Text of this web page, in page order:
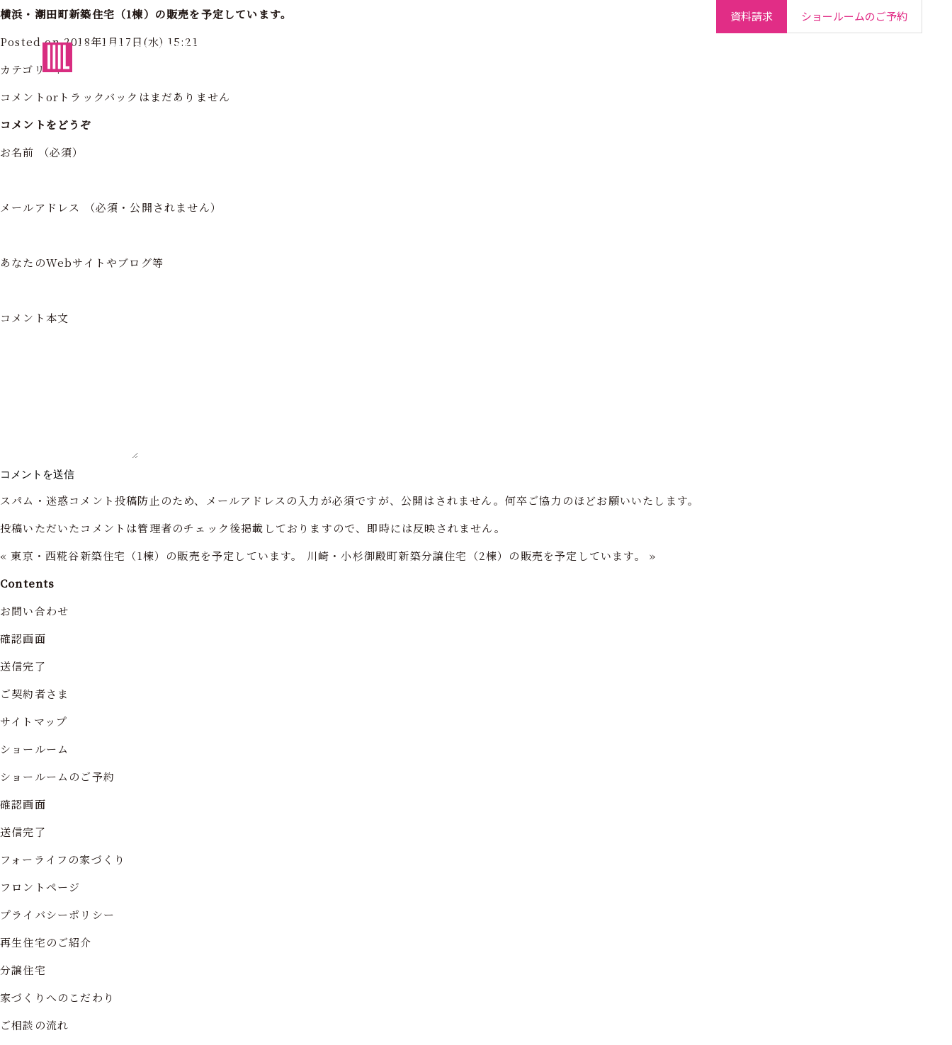
東京・神奈川の住まいを創造する
資料請求 ショールームのご予約
横浜・潮田町新築住宅（1棟）の販売を予定しています。
Posted on 2018年1月17日(水) 15:21
カテゴリー:
コメントorトラックバックはまだありません
コメントをどうぞ
お名前 （必須）
メールアドレス （必須・公開されません）
あなたのWebサイトやブログ等
コメント本文
スパム・迷惑コメント投稿防止のため、メールアドレスの入力が必須ですが、公開はされません。何卒ご協力のほどお願いいたします。
投稿いただいたコメントは管理者のチェック後掲載しておりますので、即時には反映されません。
« 東京・西糀谷新築住宅（1棟）の販売を予定しています。 川崎・小杉御殿町新築分譲住宅（2棟）の販売を予定しています。
»
Contents
お問い合わせ
確認画面
送信完了
ご契約者さま
サイトマップ
ショールーム
ショールームのご予約
確認画面
送信完了
フォーライフの家づくり
フロントページ
プライバシーポリシー
再生住宅のご紹介
分譲住宅
家づくりへのこだわり
ご相談の流れ